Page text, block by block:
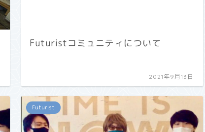
Futuristコミュニティについて
2021年9月13日
Futurist